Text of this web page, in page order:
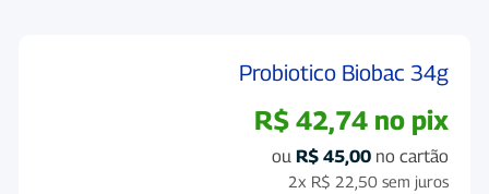
Probiotico Biobac 34g
R$ 42,74 no pix
ou R$ 45,00 no cartão
2x R$ 22,50 sem juros